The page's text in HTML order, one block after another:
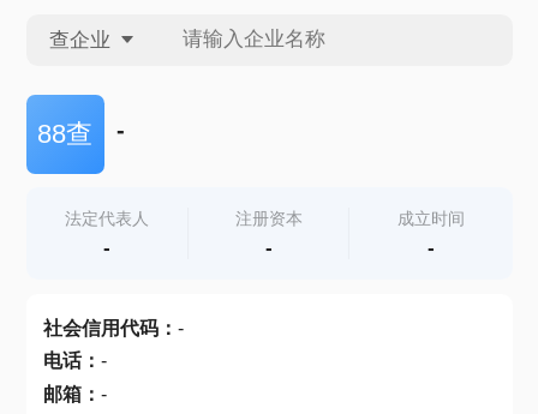
查企业
查企业
查产地
88查 -
法定代表人
-
注册资本
-
成立时间
-
社会信用代码： -
电话： -
邮箱： -